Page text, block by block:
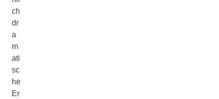
ch
dr
a
m
ati
sc
he
Er